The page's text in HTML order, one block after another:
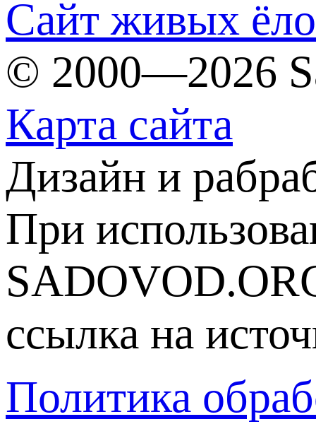
Сайт живых
© 2000—2026
Карта сайта
Дизайн и
При
ссылка на
Политика